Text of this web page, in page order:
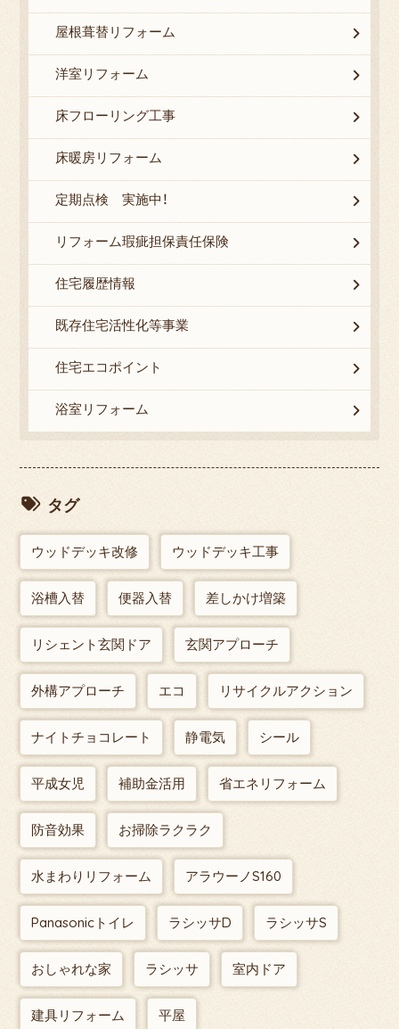
屋根葺替リフォーム
洋室リフォーム
床フローリング工事
床暖房リフォーム
定期点検 実施中！
リフォーム瑕疵担保責任保険
住宅履歴情報
既存住宅活性化等事業
住宅エコポイント
浴室リフォーム
タグ
ウッドデッキ改修 ウッドデッキ工事
浴槽入替 便器入替 差しかけ増築
リシェント玄関ドア 玄関アプローチ
外構アプローチ エコ リサイクルアクション
ナイトチョコレート 静電気 シール
平成女児 補助金活用 省エネリフォーム
防音効果 お掃除ラクラク
水まわりリフォーム アラウーノS160
Panasonicトイレ ラシッサD ラシッサS
おしゃれな家 ラシッサ 室内ドア
建具リフォーム 平屋